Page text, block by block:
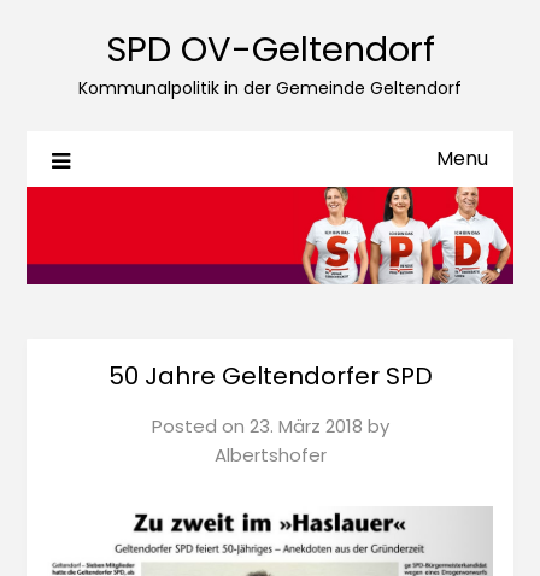
SPD OV-Geltendorf
Kommunalpolitik in der Gemeinde Geltendorf
Menu
50 Jahre Geltendorfer SPD
Posted on 23. März 2018 by
Albertshofer